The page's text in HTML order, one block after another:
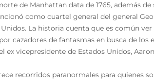
de Manhattan data de 1765, además
como cuartel general del general
La historia cuenta que es común
cazadores de fantasmas en busca de los
ex vicepresidente de Estados Unidos,
recorridos paranormales para quienes